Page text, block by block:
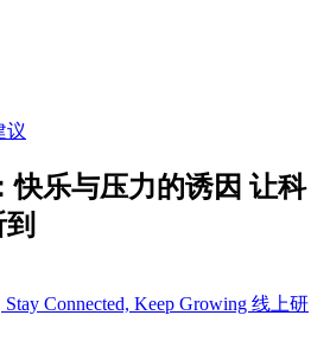
议
快乐与压力的诱因 让科
Connected, Keep Growing 线上研